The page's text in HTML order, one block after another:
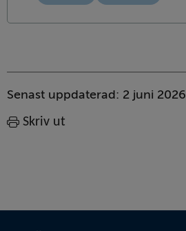
Senast uppdaterad: 2 juni 2026
Skriv ut